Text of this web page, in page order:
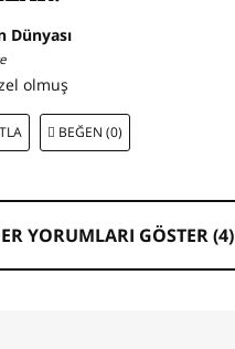
Dünyası
olmuş
BEĞEN (0)
YORUMLARI GÖSTER (4)